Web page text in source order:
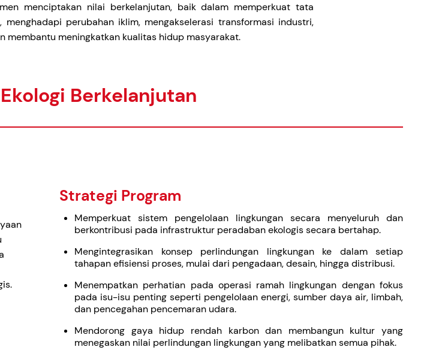
menciptakan nilai berkelanjutan, baik dalam memperkuat tata
menghadapi perubahan iklim, mengakselerasi transformasi industri,
membantu meningkatkan kualitas hidup masyarakat.
Berkelanjutan
Strategi Program
Memperkuat sistem pengelolaan lingkungan secara menyeluruh dan
berkontribusi pada infrastruktur peradaban ekologis secara bertahap.
Mengintegrasikan konsep perlindungan lingkungan ke dalam setiap
tahapan efisiensi proses, mulai dari pengadaan, desain, hingga distribusi.
Menempatkan perhatian pada operasi ramah lingkungan dengan fokus
pada isu-isu penting seperti pengelolaan energi, sumber daya air, limbah,
dan pencegahan pencemaran udara.
Mendorong gaya hidup rendah karbon dan membangun kultur yang
menegaskan nilai perlindungan lingkungan yang melibatkan semua pihak.